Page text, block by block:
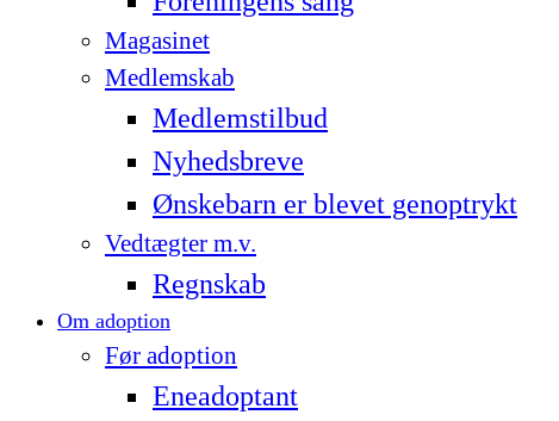
Magasinet
Medlemskab
Medlemstilbud
Nyhedsbreve
Ønskebarn er blevet genoptrykt
Vedtægter m.v.
Regnskab
Om adoption
Før adoption
Eneadoptant